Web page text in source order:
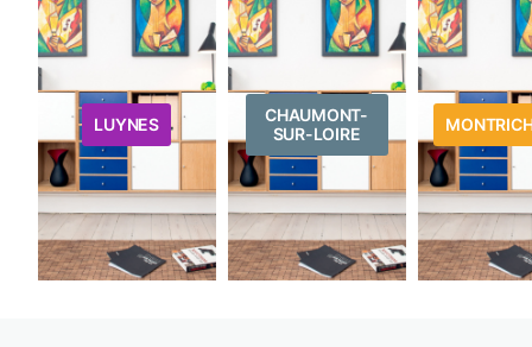
LUYNES
CHAUMONT-
SUR-LOIRE